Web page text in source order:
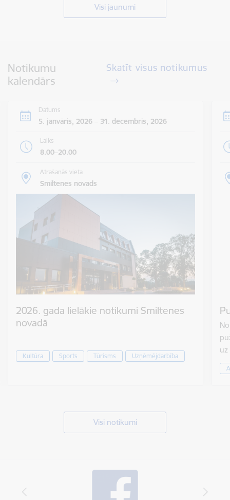
Visi jaunumi
Notikumu
kalendārs
Skatīt visus notikumus
Datums
5. janvāris, 2026 – 31. decembris, 2026
Laiks
8.00–20.00
Atrašanās vieta
Smiltenes novads
2026. gada lielākie notikumi Smiltenes
novadā
Kultūra Sports Tūrisms Uzņēmējdarbība
Visi notikumi